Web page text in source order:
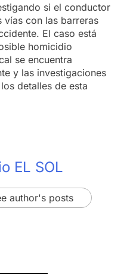
si el conductor
vías con las barreras
El caso está
homicidio
se encuentra
y las investigaciones
detalles de esta
EL SOL
author's posts